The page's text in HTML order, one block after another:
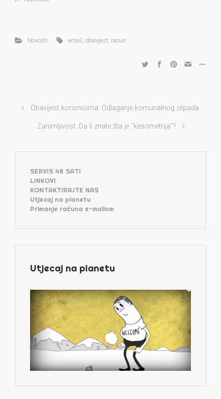
Novosti email ,obavjest racun
Obavijest korisnicima: Odlaganje komunalnog otpada
Zanimljivost: Da li znate šta je “kesometrija”?
SERVIS 48 SATI
LINKOVI
KONTAKTIRAJTE NAS
Utjecaj na planetu
Primanje računa e-mailom
Utjecaj na planetu